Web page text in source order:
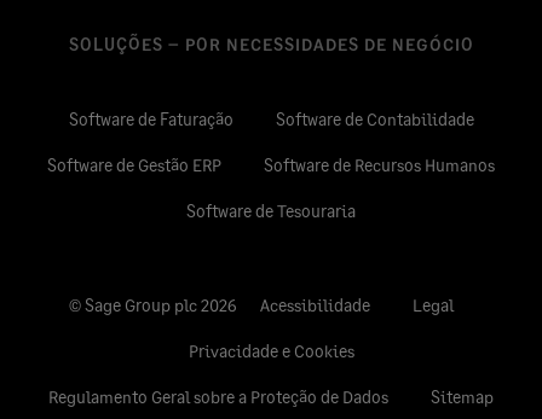
SOLUÇÕES – POR NECESSIDADES DE NEGÓCIO
Software de Faturação Software de Contabilidade
Software de Gestão ERP Software de Recursos Humanos
Software de Tesouraria
© Sage Group plc 2026 Acessibilidade Legal
Privacidade e Cookies
Regulamento Geral sobre a Proteção de Dados Sitemap